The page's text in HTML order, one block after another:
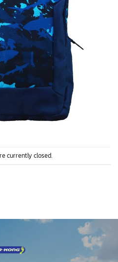
currently closed.